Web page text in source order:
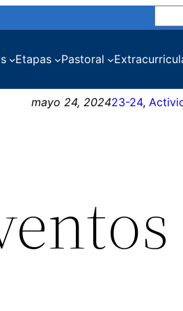
Etapas Pastoral
mayo 24, 202423-24,